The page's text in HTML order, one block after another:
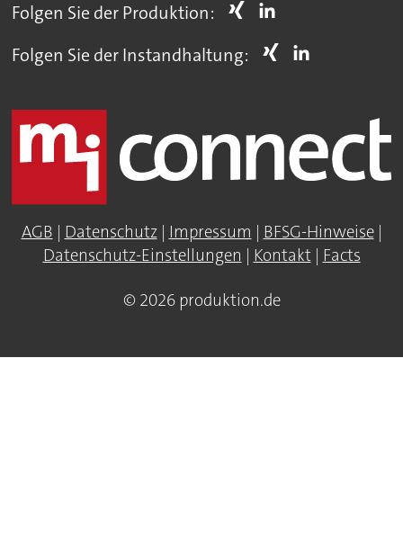
Folgen Sie der Produktion:
Folgen Sie der Instandhaltung:
AGB | Datenschutz| Impressum | BFSG-Hinweise|
Datenschutz-Einstellungen | Kontakt| Facts
© 2026 produktion.de